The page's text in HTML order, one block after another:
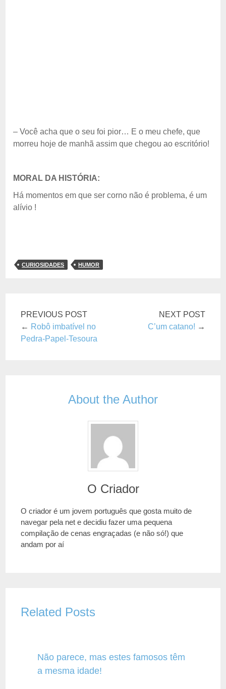
– Você acha que o seu foi pior… E o meu chefe, que
morreu hoje de manhã assim que chegou ao escritório!
MORAL DA HISTÓRIA:
Há momentos em que ser corno não é problema, é um
alívio !
CURIOSIDADES HUMOR
PREVIOUS POST
← Robô imbatível no
Pedra-Papel-Tesoura
NEXT POST
C’um catano! →
About the Author
O Criador
O criador é um jovem português que gosta muito de
navegar pela net e decidiu fazer uma pequena
compilação de cenas engraçadas (e não só!) que
andam por aí
Related Posts
Não parece, mas estes famosos têm
a mesma idade!